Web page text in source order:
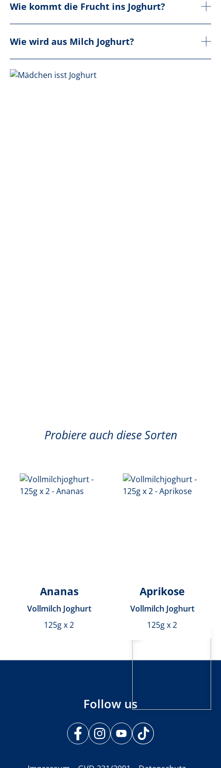
Wie kommt die Frucht ins Joghurt?
Wie wird aus Milch Joghurt?
Probiere auch diese Sorten
Ananas
Vollmilch Joghurt
125g x 2
Aprikose
Vollmilch Joghurt
125g x 2
Follow us